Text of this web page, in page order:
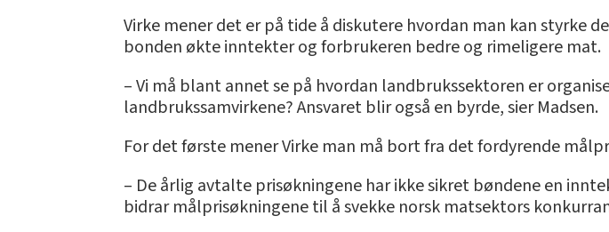
Virke mener det er på tide å diskutere hvordan man kan styrke
bonden økte inntekter og forbrukeren bedre og rimeligere mat.
– Vi må blant annet se på hvordan landbrukssektoren er
landbrukssamvirkene? Ansvaret blir også en byrde, sier Madsen.
For det første mener Virke man må bort fra det fordyrende
– De årlig avtalte prisøkningene har ikke sikret bøndene en
bidrar målprisøkningene til å svekke norsk matsektors